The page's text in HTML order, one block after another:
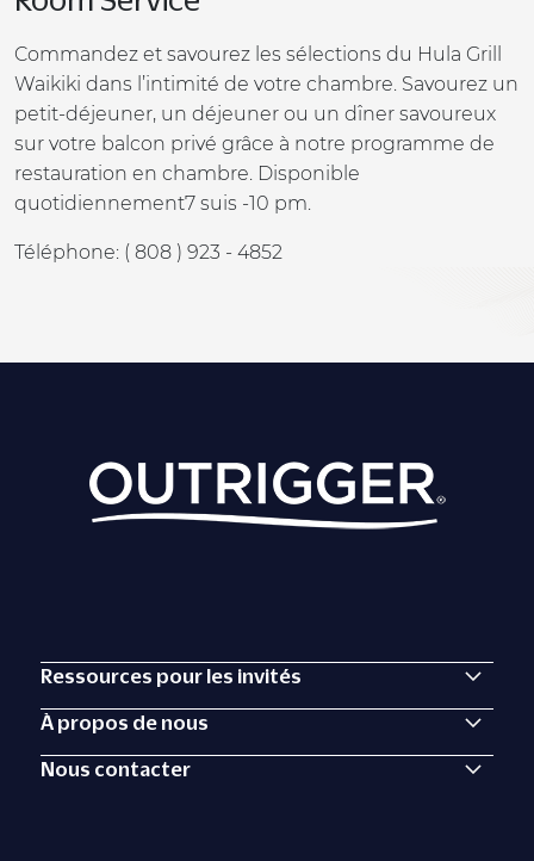
Commandez et savourez les sélections du Hula Grill
Waikiki dans l’intimité de votre chambre. Savourez un
petit-déjeuner, un déjeuner ou un dîner savoureux
sur votre balcon privé grâce à notre programme de
restauration en chambre. Disponible
quotidiennement7 suis -10 pm.
Téléphone: ( 808 ) 923 - 4852
Ressources pour les invités
À propos de nous
Nous contacter